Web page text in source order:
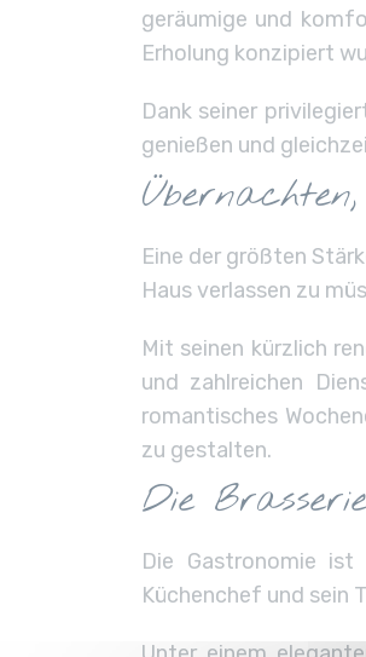
geräumige und
Erholung konzipiert
Dank seiner
genießen und
Eine der größten
Haus verlassen zu
Mit seinen kürzlich
und zahlreichen
romantisches
zu gestalten.
Die
Die Gastronomie
Küchenchef und sein